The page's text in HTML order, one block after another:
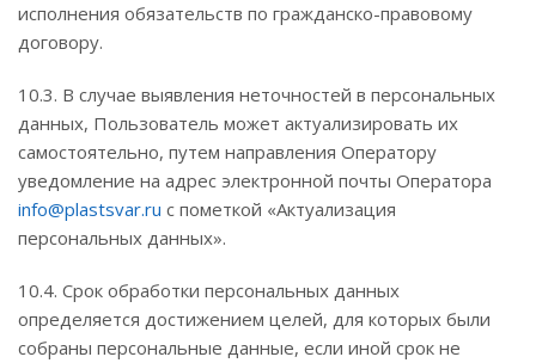
исполнения обязательств по гражданско-правовому
договору.
10.3. В случае выявления неточностей в персональных
данных, Пользователь может актуализировать их
самостоятельно, путем направления Оператору
уведомление на адрес электронной почты Оператора
info@plastsvar.ru с пометкой «Актуализация
персональных данных».
10.4. Срок обработки персональных данных
определяется достижением целей, для которых были
собраны персональные данные, если иной срок не